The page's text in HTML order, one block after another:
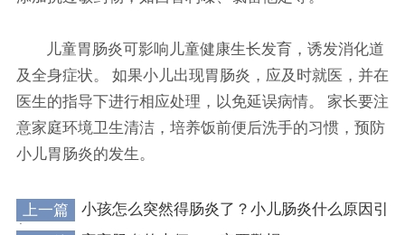
儿童胃肠炎可影响儿童健康生长发育，诱发消化道
及全身症状。 如果小儿出现胃肠炎，应及时就医，并在
医生的指导下进行相应处理，以免延误病情。 家长要注
意家庭环境卫生清洁，培养饭前便后洗手的习惯，预防
小儿胃肠炎的发生。
上一篇
小孩怎么突然得肠炎了？小儿肠炎什么原因引
起